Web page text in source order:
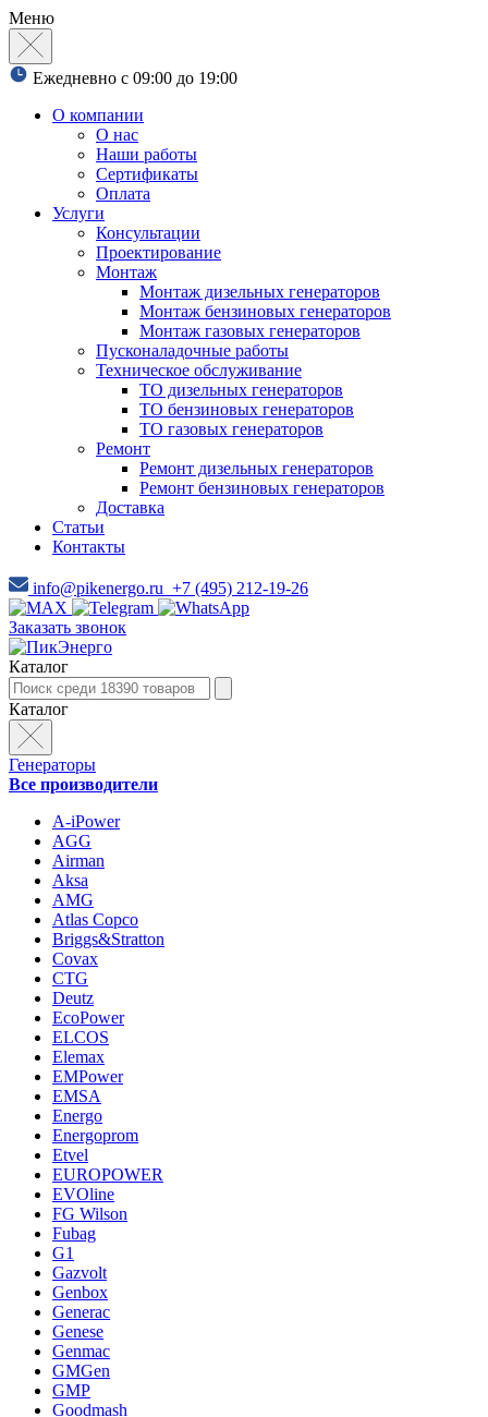
Меню
Ежедневно с 09:00 до 19:00
О компании
О нас
Наши работы
Сертификаты
Оплата
Услуги
Консультации
Проектирование
Монтаж
Монтаж дизельных генераторов
Монтаж бензиновых генераторов
Монтаж газовых генераторов
Пусконаладочные работы
Техническое обслуживание
ТО дизельных генераторов
ТО бензиновых генераторов
ТО газовых генераторов
Ремонт
Ремонт дизельных генераторов
Ремонт бензиновых генераторов
Доставка
Статьи
Контакты
info@pikenergo.ru +7 (495) 212-19-26
Заказать звонок
Каталог
Каталог
Генераторы
Все производители
A-iPower
AGG
Airman
Aksa
AMG
Atlas Copco
Briggs&Stratton
Covax
CTG
Deutz
EcoPower
ELCOS
Elemax
EMPower
EMSA
Energo
Energoprom
Etvel
EUROPOWER
EVOline
FG Wilson
Fubag
G1
Gazvolt
Genbox
Generac
Genese
Genmac
GMGen
GMP
Goodmash